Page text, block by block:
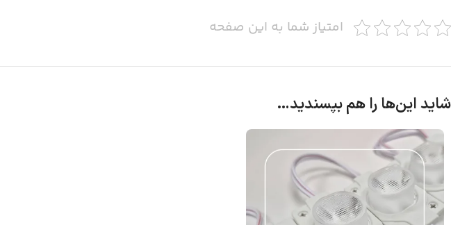
امتیاز شما به این صفحه
شاید این‌ها را هم بپسندید…